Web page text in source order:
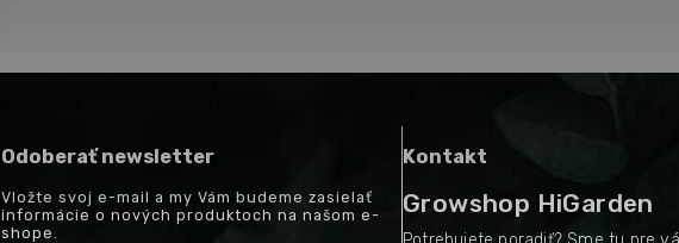
Odoberať newsletter
Vložte svoj e-mail a my Vám budeme zasielať
informácie o nových produktoch na našom e-
shope.
Kontakt
Growshop HiGarden